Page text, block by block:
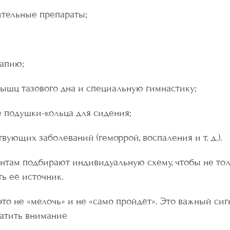
препараты;
тазового дна и специальную гимнастику;
кольца для сидения;
заболеваний (геморрой, воспаления и т. д.).
подбирают индивидуальную схему, чтобы не
её источник.
не «мелочь» и не «само пройдёт». Это важный
внимание